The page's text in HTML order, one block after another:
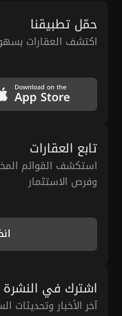
حمّل تطبيقنا
اكتشف العقارات
تابع العقارات
استكشف القوائم
وفرص الاستثمار
اشترك في النشرة
آخر الأخبار